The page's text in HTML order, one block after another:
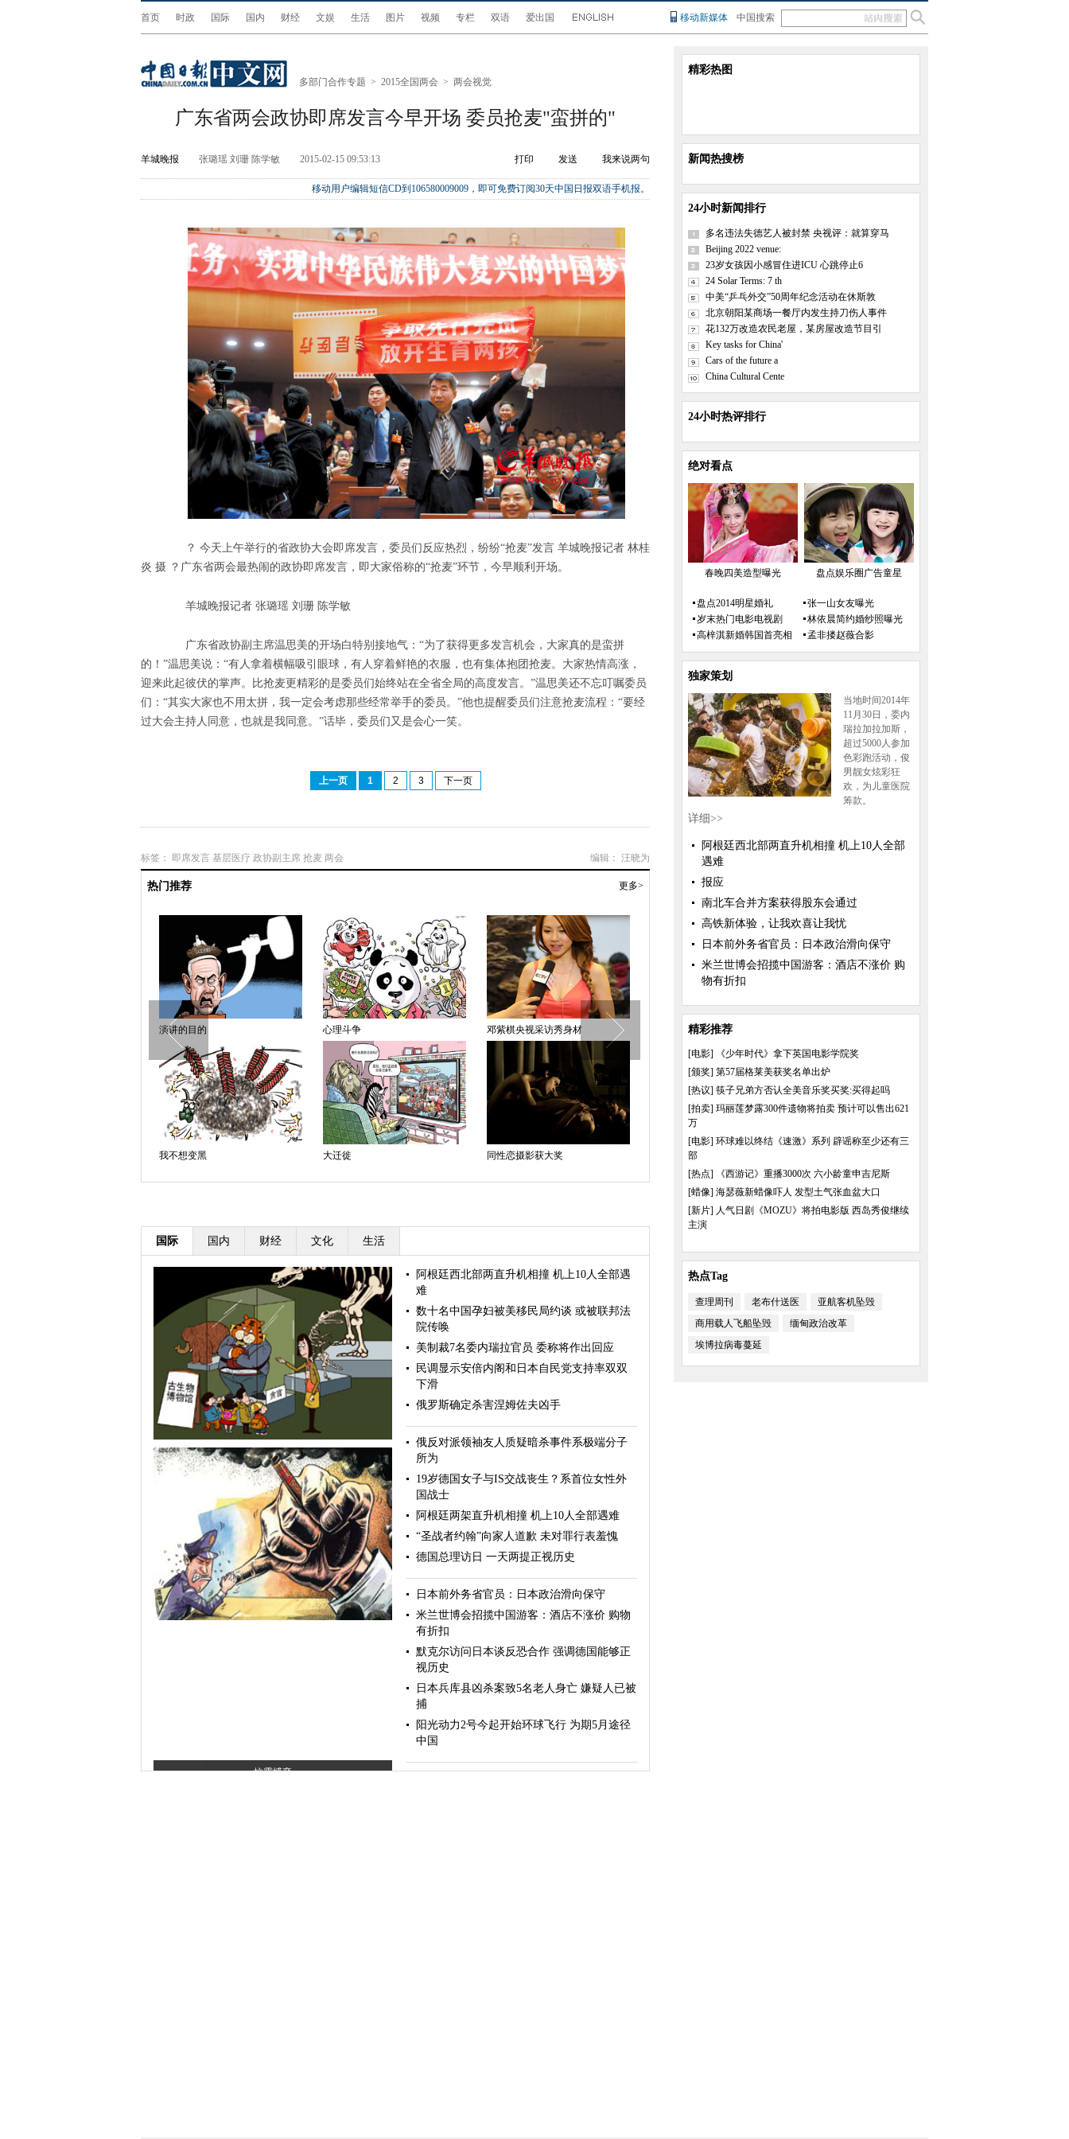
首页 时政 国际 国内 财经 文娱 生活 图片 视频 专栏 双语 爱出国 移动新媒体 中国搜索
多部门合作专题 > 2015全国两会 > 两会视觉
广东省两会政协即席发言今早开场 委员抢麦"蛮拼的"
羊城晚报 张璐瑶 刘珊 陈学敏 2015-02-15 09:53:13 打印 发送 我来说两句
移动用户编辑短信CD到106580009009，即可免费订阅30天中国日报双语手机报。
？ 今天上午举行的省政协大会即席发言，委员们反应热烈，纷纷“抢麦”发言 羊城晚报记者 林桂
炎 摄 ？广东省两会最热闹的政协即席发言，即大家俗称的“抢麦”环节，今早顺利开场。
羊城晚报记者 张璐瑶 刘珊 陈学敏
广东省政协副主席温思美的开场白特别接地气：“为了获得更多发言机会，大家真的是蛮拼
的！”温思美说：“有人拿着横幅吸引眼球，有人穿着鲜艳的衣服，也有集体抱团抢麦。大家热情高涨，
迎来此起彼伏的掌声。比抢麦更精彩的是委员们始终站在全省全局的高度发言。”温思美还不忘叮嘱委员
们：“其实大家也不用太拼，我一定会考虑那些经常举手的委员。”他也提醒委员们注意抢麦流程：“要经
过大会主持人同意，也就是我同意。”话毕，委员们又是会心一笑。
上一页 1 2 3 下一页
编辑： 汪晓为
标签： 即席发言 基层医疗 政协副主席 抢麦 两会
热门推荐 更多>
演讲的目的 心理斗争 邓紫棋央视采访秀身材
我不想变黑 大迁徙 同性恋摄影获大奖
国际 国内 财经 文化 生活
美好愿望
抗霾博弈
阿根廷西北部两直升机相撞 机上10人全部遇
难
数十名中国孕妇被美移民局约谈 或被联邦法
院传唤
美制裁7名委内瑞拉官员 委称将作出回应
民调显示安倍内阁和日本自民党支持率双双
下滑
俄罗斯确定杀害涅姆佐夫凶手
俄反对派领袖友人质疑暗杀事件系极端分子
所为
19岁德国女子与IS交战丧生？系首位女性外
国战士
阿根廷两架直升机相撞 机上10人全部遇难
“圣战者约翰”向家人道歉 未对罪行表羞愧
德国总理访日 一天两提正视历史
日本前外务省官员：日本政治滑向保守
米兰世博会招揽中国游客：酒店不涨价 购物
有折扣
默克尔访问日本谈反恐合作 强调德国能够正
视历史
日本兵库县凶杀案致5名老人身亡 嫌疑人已被
捕
阳光动力2号今起开始环球飞行 为期5月途径
中国
精彩热图
新闻热搜榜
24小时新闻排行
多名违法失德艺人被封禁 央视评：就算穿马
Beijing 2022 venue:
23岁女孩因小感冒住进ICU 心跳停止6
24 Solar Terms: 7 th
中美“乒乓外交”50周年纪念活动在休斯敦
北京朝阳某商场一餐厅内发生持刀伤人事件
花132万改造农民老屋，某房屋改造节目引
Key tasks for China'
Cars of the future a
China Cultural Cente
24小时热评排行
绝对看点
春晚四美造型曝光 盘点娱乐圈广告童星
盘点2014明星婚礼
岁末热门电影电视剧
高梓淇新婚韩国首亮相
张一山女友曝光
林依晨简约婚纱照曝光
孟非搂赵薇合影
独家策划
当地时间2014年
11月30日，委内
瑞拉加拉加斯，
超过5000人参加
色彩跑活动，俊
男靓女炫彩狂
欢，为儿童医院
筹款。
详细>>
阿根廷西北部两直升机相撞 机上10人全部
遇难
报应
南北车合并方案获得股东会通过
高铁新体验，让我欢喜让我忧
日本前外务省官员：日本政治滑向保守
米兰世博会招揽中国游客：酒店不涨价 购
物有折扣
精彩推荐
[电影]
《少年时代》拿下英国电影学院奖
[颁奖] 第57届格莱美获奖名单出炉
[热议] 筷子兄弟方否认全美音乐奖买奖:买得起吗
[拍卖] 玛丽莲梦露300件遗物将拍卖 预计可以售出621
万
[电影] 环球难以终结《速激》系列 辟谣称至少还有三
部
[热点]
《西游记》重播3000次 六小龄童申吉尼斯
[蜡像] 海瑟薇新蜡像吓人 发型土气张血盆大口
[新片] 人气日剧《MOZU》将拍电影版 西岛秀俊继续
主演
热点Tag
查理周刊 老布什送医
亚航客机坠毁
商用载人飞船坠毁
缅甸政治改革
埃博拉病毒蔓延